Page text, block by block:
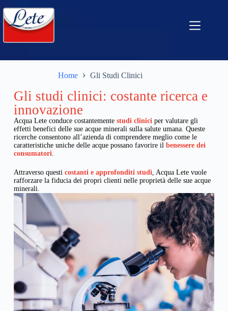
Home Gli Studi Clinici
Gli studi clinici: costante ricerca e
innovazione
Acqua Lete conduce costantementestudi cliniciper valutare gli
effetti benefici delle sue acque minerali sulla salute umana. Queste
ricerche consentono all’azienda di comprendere meglio come le
caratteristiche uniche delle acque possano favorire ilbenessere dei
consumatori.
Attraverso questi costanti e approfonditi studi, Acqua Lete vuole
rafforzare la fiducia dei propri clienti nelle proprietà delle sue acque
minerali.